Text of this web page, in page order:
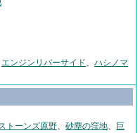
エンジンリバーサイド、 ハシノマ
トーンズ原野、 砂塵の窪地、
巨